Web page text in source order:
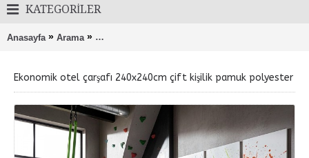
KATEGORILER
Anasayfa » Arama » Ekonomik otel çarşafı 240x240cm çift kişilik
Ekonomik otel çarşafı 240x240cm çift kişilik pamuk polyester